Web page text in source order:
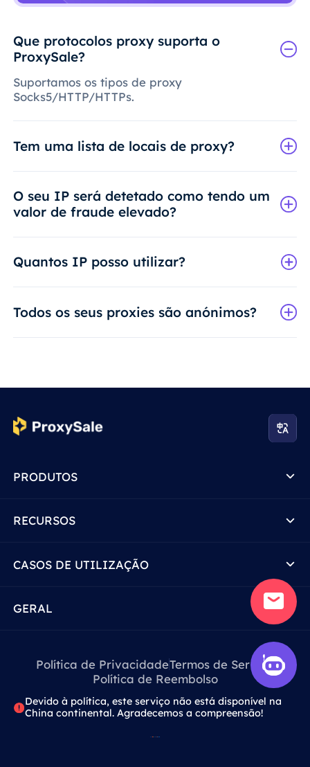
Que protocolos proxy suporta o
ProxySale?
Suportamos os tipos de proxy
Socks5/HTTP/HTTPs.
Tem uma lista de locais de proxy?
O seu IP será detetado como tendo um
valor de fraude elevado?
Quantos IP posso utilizar?
Todos os seus proxies são anónimos?
PRODUTOS
RECURSOS
CASOS DE UTILIZAÇÃO
GERAL
Política de PrivacidadeTermos de Serviço
Política de Reembolso
Devido à política, este serviço não está disponível na
China continental. Agradecemos a compreensão!